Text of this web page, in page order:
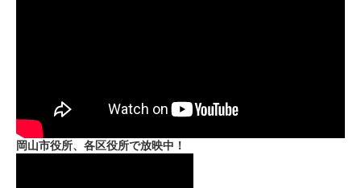
岡山市役所、各区役所で放映中！